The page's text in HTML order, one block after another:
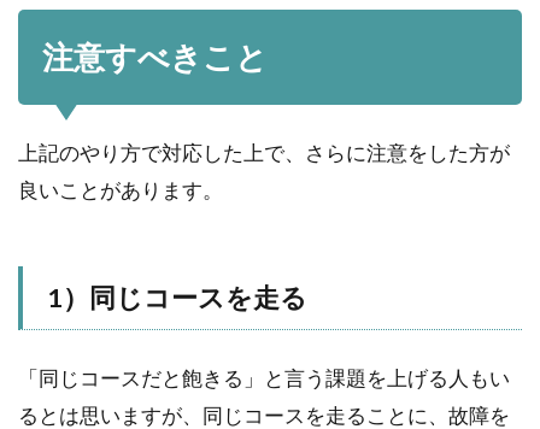
注意すべきこと
上記のやり方で対応した上で、さらに注意をした方が
良いことがあります。
1）同じコースを走る
「同じコースだと飽きる」と言う課題を上げる人もい
るとは思いますが、同じコースを走ることに、故障を